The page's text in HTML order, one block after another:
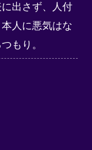
出さず、人付
人に悪気はな
もり。